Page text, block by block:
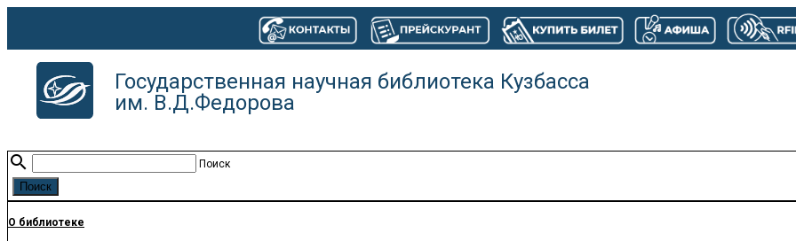
Государственная научная библиотека Кузбасса
им. В.Д.Федорова
search Поиск
О библиотеке